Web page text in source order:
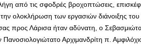
από τις σφοδρές βροχοπτώσεις,
ολοκλήρωση των εργασιών διάνοιξης
προς Λάρισα ήταν αδύνατη, ο
Αρχιμανδρίτη π.